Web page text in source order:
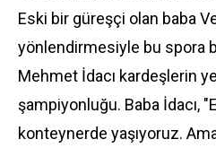
Eski bir güreşçi olan baba
yönlendirmesiyle bu spora
Mehmet İdacı kardeşlerin
şampiyonluğu. Baba İdacı,
konteynerde yaşıyoruz.